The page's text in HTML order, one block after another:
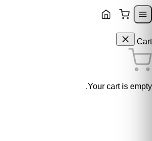
Skip to navigation
Cart
Your cart is empty.